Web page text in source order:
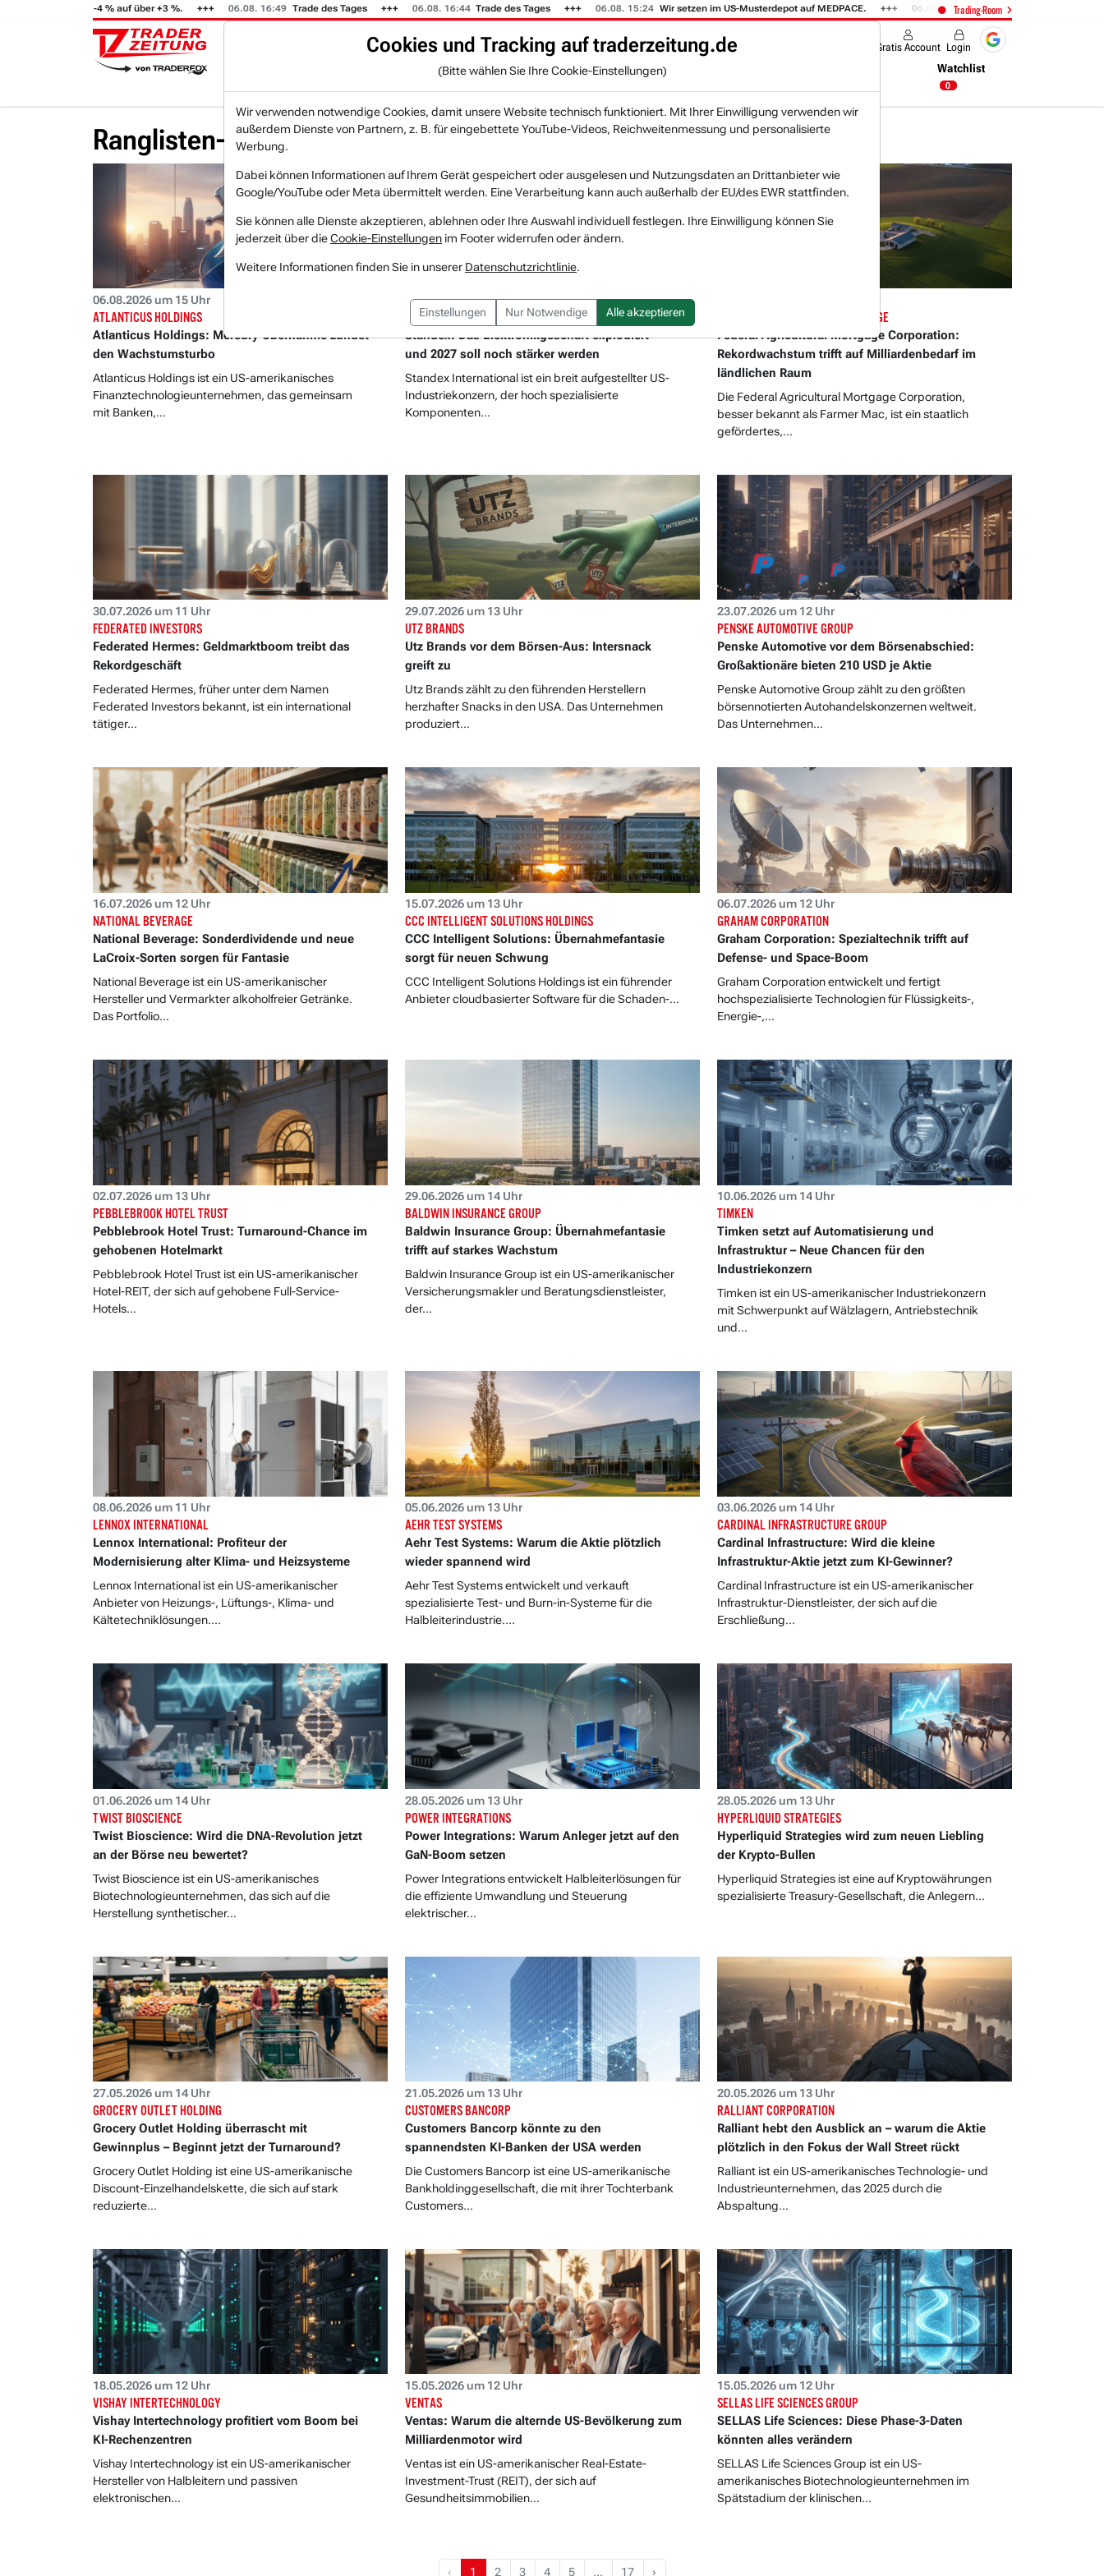
Trading-Room
von -4 % auf über +3 %. 06.08. 16:49 Trade des Tages 06.08. 16:44 Trade des Tages 06.08. 15:24 Wir setzen im US-Musterdepot auf MEDPACE. 06.08. 14:58 AMAZON (i) hat zwei Tage konsolidiert.
Gratis Account Login
KI-Agenten NEU Zeitung Rankings & Trends Watchlist
0
Ranglisten-Aktien
06.08.2026 um 15 Uhr
ATLANTICUS HOLDINGS
Atlanticus Holdings: Mercury-Übernahme zündet
den Wachstumsturbo
Atlanticus Holdings ist ein US-amerikanisches
Finanztechnologieunternehmen, das gemeinsam
mit Banken,...
05.08.2026 um 16 Uhr
STANDEX INTERNATIONAL
Standex: Das Elektronikgeschäft explodiert –
und 2027 soll noch stärker werden
Standex International ist ein breit aufgestellter US-
Industriekonzern, der hoch spezialisierte
Komponenten...
FEDERAL AGRICULTURAL MORTGAGE
Federal Agricultural Mortgage Corporation:
Rekordwachstum trifft auf Milliardenbedarf im
ländlichen Raum
Die Federal Agricultural Mortgage Corporation,
besser bekannt als Farmer Mac, ist ein staatlich
gefördertes,...
30.07.2026 um 11 Uhr
FEDERATED INVESTORS
Federated Hermes: Geldmarktboom treibt das
Rekordgeschäft
Federated Hermes, früher unter dem Namen
Federated Investors bekannt, ist ein international
tätiger...
29.07.2026 um 13 Uhr
UTZ BRANDS
Utz Brands vor dem Börsen-Aus: Intersnack
greift zu
Utz Brands zählt zu den führenden Herstellern
herzhafter Snacks in den USA. Das Unternehmen
produziert...
23.07.2026 um 12 Uhr
PENSKE AUTOMOTIVE GROUP
Penske Automotive vor dem Börsenabschied:
Großaktionäre bieten 210 USD je Aktie
Penske Automotive Group zählt zu den größten
börsennotierten Autohandelskonzernen weltweit.
Das Unternehmen...
16.07.2026 um 12 Uhr
NATIONAL BEVERAGE
National Beverage: Sonderdividende und neue
LaCroix-Sorten sorgen für Fantasie
National Beverage ist ein US-amerikanischer
Hersteller und Vermarkter alkoholfreier Getränke.
Das Portfolio...
15.07.2026 um 13 Uhr
CCC INTELLIGENT SOLUTIONS HOLDINGS
CCC Intelligent Solutions: Übernahmefantasie
sorgt für neuen Schwung
CCC Intelligent Solutions Holdings ist ein führender
Anbieter cloudbasierter Software für die Schaden-...
06.07.2026 um 12 Uhr
GRAHAM CORPORATION
Graham Corporation: Spezialtechnik trifft auf
Defense- und Space-Boom
Graham Corporation entwickelt und fertigt
hochspezialisierte Technologien für Flüssigkeits-,
Energie-,...
02.07.2026 um 13 Uhr
PEBBLEBROOK HOTEL TRUST
Pebblebrook Hotel Trust: Turnaround-Chance im
gehobenen Hotelmarkt
Pebblebrook Hotel Trust ist ein US-amerikanischer
Hotel-REIT, der sich auf gehobene Full-Service-
Hotels...
29.06.2026 um 14 Uhr
BALDWIN INSURANCE GROUP
Baldwin Insurance Group: Übernahmefantasie
trifft auf starkes Wachstum
Baldwin Insurance Group ist ein US-amerikanischer
Versicherungsmakler und Beratungsdienstleister,
der...
10.06.2026 um 14 Uhr
TIMKEN
Timken setzt auf Automatisierung und
Infrastruktur – Neue Chancen für den
Industriekonzern
Timken ist ein US-amerikanischer Industriekonzern
mit Schwerpunkt auf Wälzlagern, Antriebstechnik
und...
08.06.2026 um 11 Uhr
LENNOX INTERNATIONAL
Lennox International: Profiteur der
Modernisierung alter Klima- und Heizsysteme
Lennox International ist ein US-amerikanischer
Anbieter von Heizungs-, Lüftungs-, Klima- und
Kältetechniklösungen....
05.06.2026 um 13 Uhr
AEHR TEST SYSTEMS
Aehr Test Systems: Warum die Aktie plötzlich
wieder spannend wird
Aehr Test Systems entwickelt und verkauft
spezialisierte Test- und Burn-in-Systeme für die
Halbleiterindustrie....
03.06.2026 um 14 Uhr
CARDINAL INFRASTRUCTURE GROUP
Cardinal Infrastructure: Wird die kleine
Infrastruktur-Aktie jetzt zum KI-Gewinner?
Cardinal Infrastructure ist ein US-amerikanischer
Infrastruktur-Dienstleister, der sich auf die
Erschließung...
01.06.2026 um 14 Uhr
TWIST BIOSCIENCE
Twist Bioscience: Wird die DNA-Revolution jetzt
an der Börse neu bewertet?
Twist Bioscience ist ein US-amerikanisches
Biotechnologieunternehmen, das sich auf die
Herstellung synthetischer...
28.05.2026 um 13 Uhr
POWER INTEGRATIONS
Power Integrations: Warum Anleger jetzt auf den
GaN-Boom setzen
Power Integrations entwickelt Halbleiterlösungen für
die effiziente Umwandlung und Steuerung
elektrischer...
28.05.2026 um 13 Uhr
HYPERLIQUID STRATEGIES
Hyperliquid Strategies wird zum neuen Liebling
der Krypto-Bullen
Hyperliquid Strategies ist eine auf Kryptowährungen
spezialisierte Treasury-Gesellschaft, die Anlegern...
27.05.2026 um 14 Uhr
GROCERY OUTLET HOLDING
Grocery Outlet Holding überrascht mit
Gewinnplus – Beginnt jetzt der Turnaround?
Grocery Outlet Holding ist eine US-amerikanische
Discount-Einzelhandelskette, die sich auf stark
reduzierte...
21.05.2026 um 13 Uhr
CUSTOMERS BANCORP
Customers Bancorp könnte zu den
spannendsten KI-Banken der USA werden
Die Customers Bancorp ist eine US-amerikanische
Bankholdinggesellschaft, die mit ihrer Tochterbank
Customers...
20.05.2026 um 13 Uhr
RALLIANT CORPORATION
Ralliant hebt den Ausblick an – warum die Aktie
plötzlich in den Fokus der Wall Street rückt
Ralliant ist ein US-amerikanisches Technologie- und
Industrieunternehmen, das 2025 durch die
Abspaltung...
18.05.2026 um 12 Uhr
VISHAY INTERTECHNOLOGY
Vishay Intertechnology profitiert vom Boom bei
KI-Rechenzentren
Vishay Intertechnology ist ein US-amerikanischer
Hersteller von Halbleitern und passiven
elektronischen...
15.05.2026 um 12 Uhr
VENTAS
Ventas: Warum die alternde US-Bevölkerung zum
Milliardenmotor wird
Ventas ist ein US-amerikanischer Real-Estate-
Investment-Trust (REIT), der sich auf
Gesundheitsimmobilien...
15.05.2026 um 12 Uhr
SELLAS LIFE SCIENCES GROUP
SELLAS Life Sciences: Diese Phase-3-Daten
könnten alles verändern
SELLAS Life Sciences Group ist ein US-
amerikanisches Biotechnologieunternehmen im
Spätstadium der klinischen...
‹ 1 2 3 4 5 … 17 ›
Cookies und Tracking auf traderzeitung.de
(Bitte wählen Sie Ihre Cookie-Einstellungen)
Wir verwenden notwendige Cookies, damit unsere Website technisch funktioniert. Mit Ihrer Einwilligung verwenden wir
außerdem Dienste von Partnern, z. B. für eingebettete YouTube-Videos, Reichweitenmessung und personalisierte
Werbung.
Dabei können Informationen auf Ihrem Gerät gespeichert oder ausgelesen und Nutzungsdaten an Drittanbieter wie
Google/YouTube oder Meta übermittelt werden. Eine Verarbeitung kann auch außerhalb der EU/des EWR stattfinden.
Sie können alle Dienste akzeptieren, ablehnen oder Ihre Auswahl individuell festlegen. Ihre Einwilligung können Sie
jederzeit über dieCookie-Einstellungen im Footer widerrufen oder ändern.
Weitere Informationen finden Sie in unserer Datenschutzrichtlinie.
Einstellungen Nur Notwendige Alle akzeptieren